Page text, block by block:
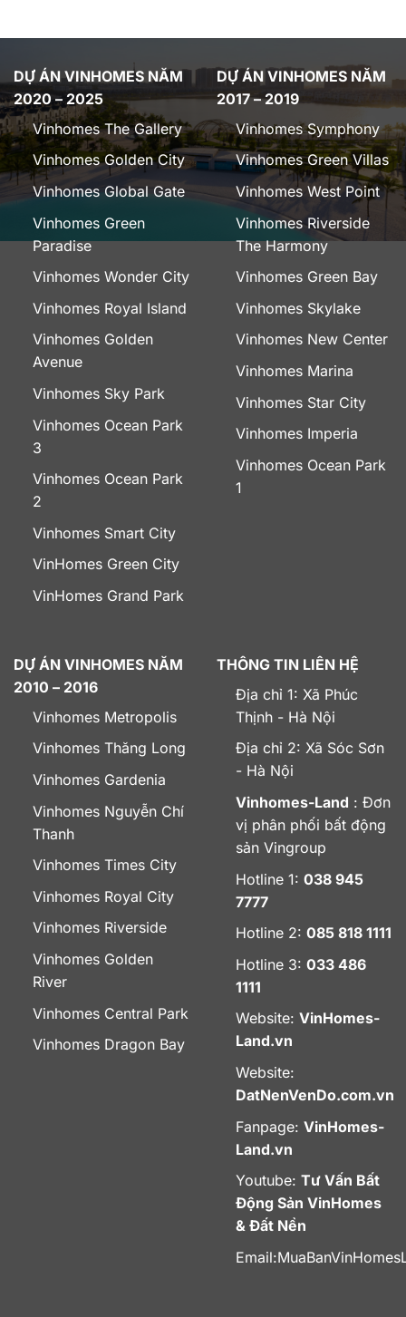
DỰ ÁN VINHOMES NĂM
2020 – 2025
Vinhomes The Gallery
Vinhomes Golden City
Vinhomes Global Gate
Vinhomes Green
Paradise
Vinhomes Wonder City
Vinhomes Royal Island
Vinhomes Golden
Avenue
Vinhomes Sky Park
Vinhomes Ocean Park
3
Vinhomes Ocean Park
2
Vinhomes Smart City
VinHomes Green City
VinHomes Grand Park
DỰ ÁN VINHOMES NĂM
2017 – 2019
Vinhomes Symphony
Vinhomes Green Villas
Vinhomes West Point
Vinhomes Riverside
The Harmony
Vinhomes Green Bay
Vinhomes Skylake
Vinhomes New Center
Vinhomes Marina
Vinhomes Star City
Vinhomes Imperia
Vinhomes Ocean Park
1
DỰ ÁN VINHOMES NĂM
2010 – 2016
Vinhomes Metropolis
Vinhomes Thăng Long
Vinhomes Gardenia
Vinhomes Nguyễn Chí
Thanh
Vinhomes Times City
Vinhomes Royal City
Vinhomes Riverside
Vinhomes Golden
River
Vinhomes Central Park
Vinhomes Dragon Bay
THÔNG TIN LIÊN HỆ
Địa chỉ 1: Xã Phúc
Thịnh - Hà Nội
Địa chỉ 2: Xã Sóc Sơn
- Hà Nội
Vinhomes-Land : Đơn
vị phân phối bất động
sản Vingroup
Hotline 1: 038 945
7777
Hotline 2: 085 818 1111
Hotline 3: 033 486
1111
Website: VinHomes-
Land.vn
Website:
DatNenVenDo.com.vn
Fanpage: VinHomes-
Land.vn
Youtube: Tư Vấn Bất
Động Sản VinHomes
& Đất Nền
Email: